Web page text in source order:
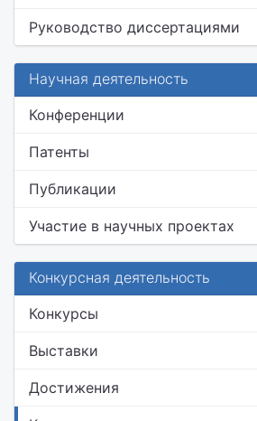
Руководство диссертациями
Научная деятельность
Конференции
Патенты
Публикации
Участие в научных проектах
Конкурсная деятельность
Конкурсы
Выставки
Достижения